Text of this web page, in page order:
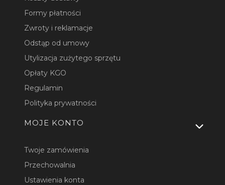
Formy płatności
Zwroty i reklamacje
Odstąp od umowy
Utylizacja zużytego sprzętu
Opłaty KGO
Regulamin
Polityka prywatności
MOJE KONTO
Twoje zamówienia
Przechowalnia
Ustawienia konta